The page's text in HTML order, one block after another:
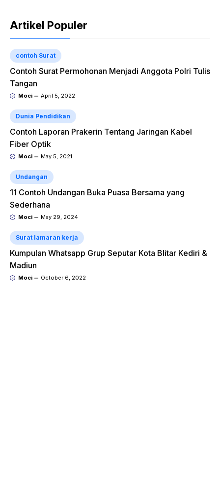
Artikel Populer
contoh Surat
Contoh Surat Permohonan Menjadi Anggota Polri Tulis
Tangan
Moci April 5, 2022
Dunia Pendidikan
Contoh Laporan Prakerin Tentang Jaringan Kabel
Fiber Optik
Moci May 5, 2021
Undangan
11 Contoh Undangan Buka Puasa Bersama yang
Sederhana
Moci May 29, 2024
Surat lamaran kerja
Kumpulan Whatsapp Grup Seputar Kota Blitar Kediri &
Madiun
Moci October 6, 2022